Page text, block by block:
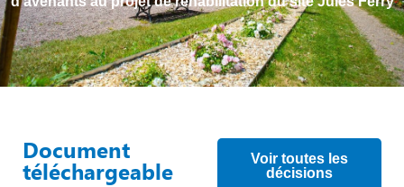
Document
téléchargeable
Voir toutes les
décisions